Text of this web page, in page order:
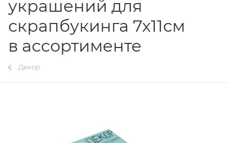
украшений для
скрапбукинга 7х11см
в ассортименте
Декор